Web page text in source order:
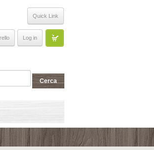
Quick Link
Log in